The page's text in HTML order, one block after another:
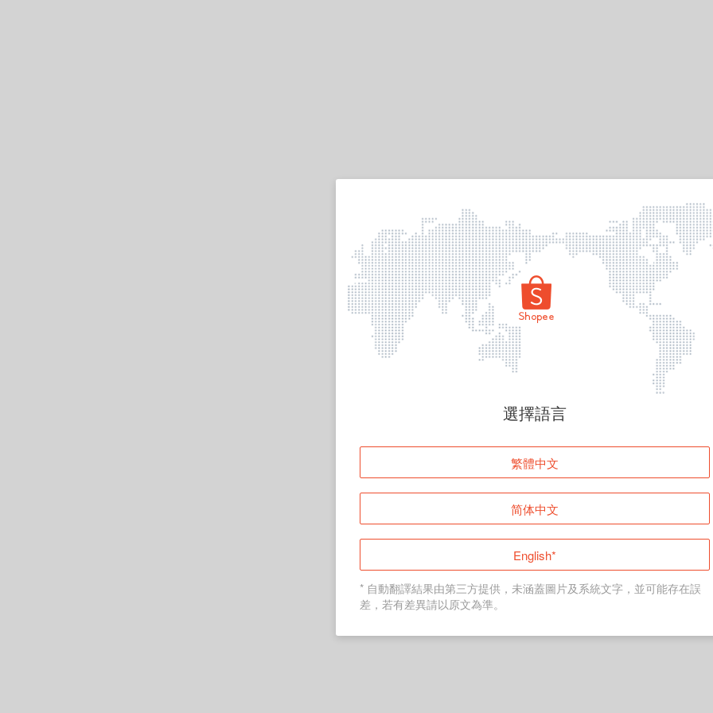
頁面無法顯示
登入
返回首頁
選擇語言
繁體中文
简体中文
English*
* 自動翻譯結果由第三方提供，未涵蓋圖片及系統文字，並可能存在誤
差，若有差異請以原文為準。